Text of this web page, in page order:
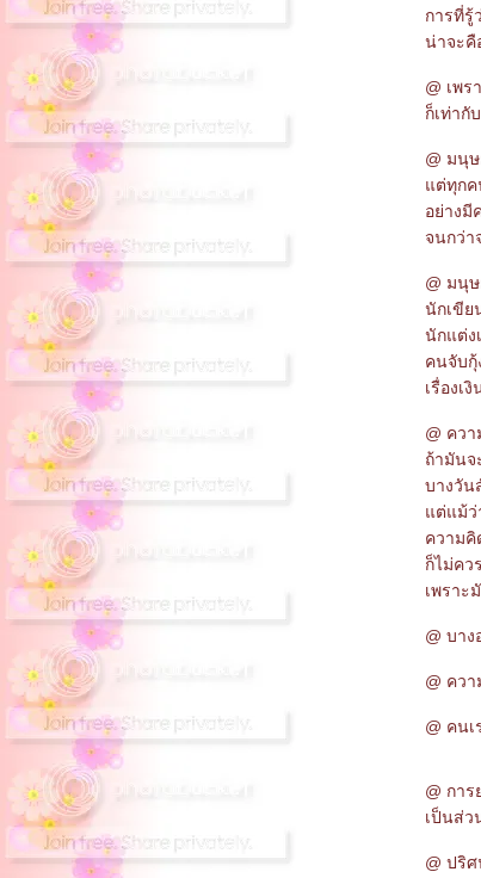
การที่รู้
น่าจะคื
@ เพ
ก็เท่ากั
@ มนุ
ต่ทุกค
อย่างมี
จนกว่า
@ มนุ
นักเขีย
นักแต่ง
คนจับกุ้
เรื่องเ
@ คว
ถ้ามันจ
บางวัน
ต่แม้ว่า
ความคิ
ก็ไม่คว
เพราะ
@ บา
@ คว
@ คน
@ กา
เป็นส่
@ ปริ